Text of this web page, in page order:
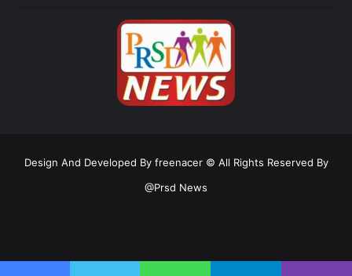
Design And Developed By freenacer © All Rights Reserved By
@Prsd News